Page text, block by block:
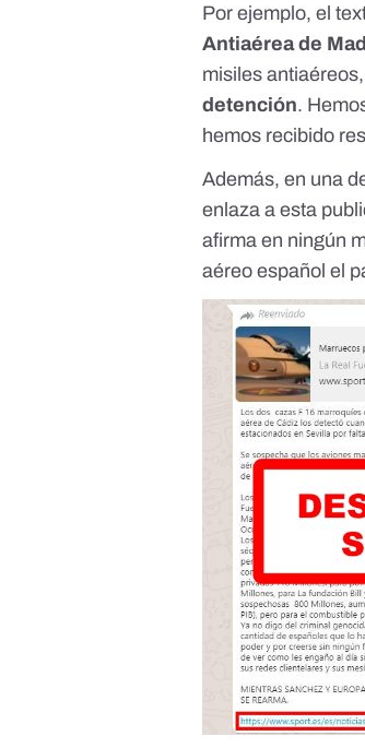
Por ejemplo, el
Antiaérea de
misiles
detención.
hemos recibido
Además, en una
enlaza aesta
afirma en ningún
aéreo español el